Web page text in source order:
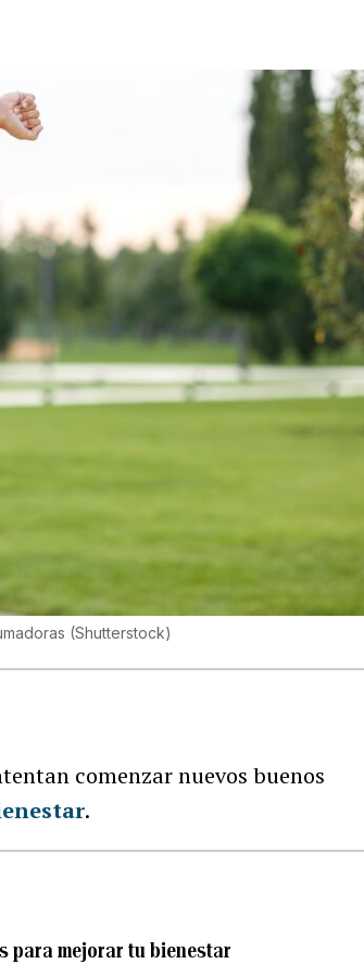
(Shutterstock)
comenzar nuevos buenos
.
para mejorar tu bienestar